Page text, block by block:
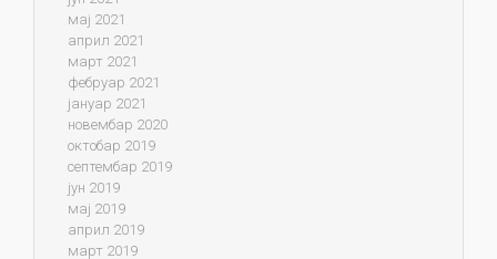
мај 2021
април 2021
март 2021
фебруар 2021
јануар 2021
новембар 2020
октобар 2019
септембар 2019
јун 2019
мај 2019
април 2019
март 2019